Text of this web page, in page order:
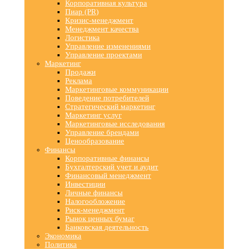
Корпоративная культура
Пиар (PR)
Кризис-менеджмент
Менеджмент качества
Логистика
Управление изменениями
Управление проектами
Маркетинг
Продажи
Реклама
Маркетинговые коммуникации
Поведение потребителей
Стратегический маркетинг
Маркетинг услуг
Маркетинговые исследования
Управление брендами
Ценообразование
Финансы
Корпоративные финансы
Бухгалтерский учет и аудит
Финансовый менеджмент
Инвестиции
Личные финансы
Налогообложение
Риск-менеджмент
Рынок ценных бумаг
Банковская деятельность
Экономика
Политика